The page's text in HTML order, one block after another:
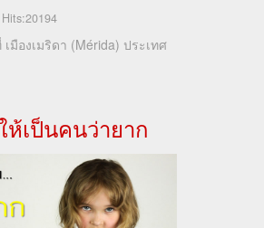
Hits:20194
มืองเมริดา (Mérida) ประเทศ
เป็นคนว่ายาก